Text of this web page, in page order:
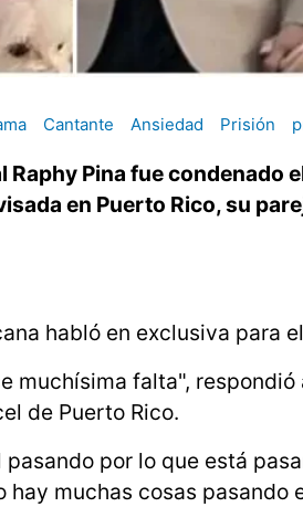
Cantante Ansiedad Prisión
Pina fue condenado
en Puerto Rico, su
habló en exclusiva para
muchísima falta",
de Puerto Rico.
por lo que está
muchas cosas